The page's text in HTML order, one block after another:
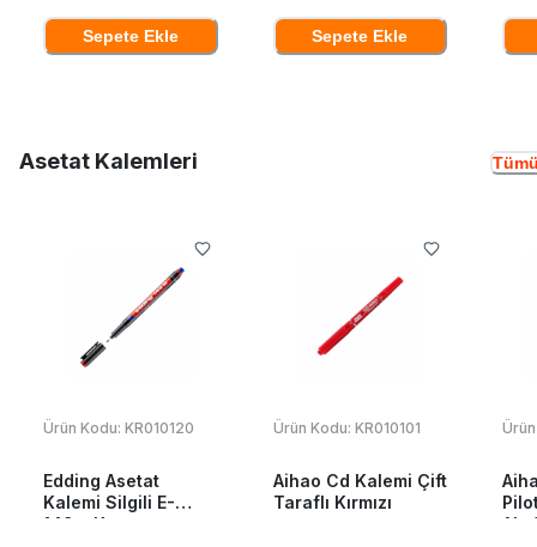
Sepete Ekle Sepete Ekle
Asetat Kalemleri
Ürün Kodu: KR010120
Edding Asetat
Kalemi Silgili E-
149m Kırmızı
Ürün Kodu: KR010101
Aihao Cd Kalemi Çift
Taraflı Kırmızı